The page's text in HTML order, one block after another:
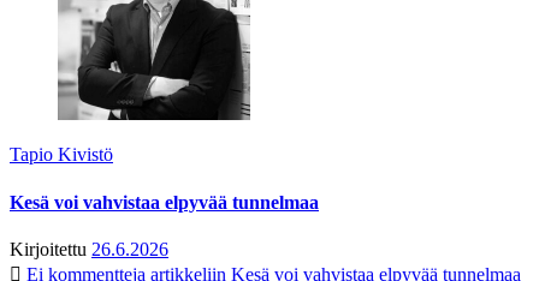
Tapio Kivistö
Kesä voi vahvistaa elpyvää tunnelmaa
Kirjoitettu 26.6.2026
Ei kommentteja artikkeliin Kesä voi vahvistaa elpyvää tunnelmaa